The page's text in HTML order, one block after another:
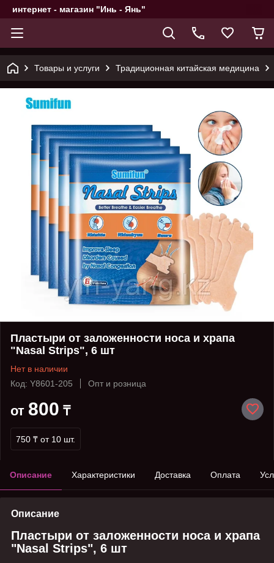
интернет - магазин "Инь - Янь"
Товары и услуги Традиционная китайская медицина
Пластыри от заложенности носа и храпа
"Nasal Strips", 6 шт
Нет в наличии
Код: Y8601-205
Опт и розница
от 800 ₸
750 ₸ от 10 шт.
Описание Характеристики Доставка Оплата
Описание
Пластыри от заложенности носа и храпа
"Nasal Strips", 6 шт